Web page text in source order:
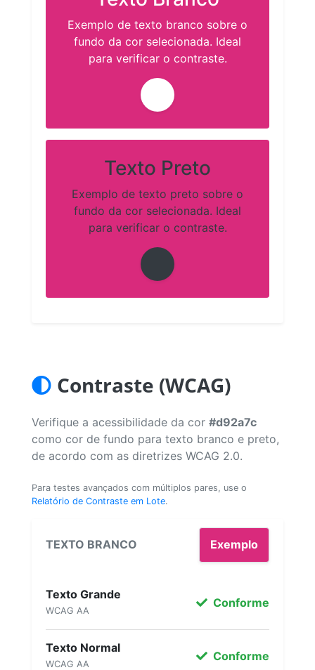
Exemplo de texto branco sobre o
fundo da cor selecionada. Ideal
para verificar o contraste.
Texto Preto
Exemplo de texto preto sobre o
fundo da cor selecionada. Ideal
para verificar o contraste.
Contraste (WCAG)
Verifique a acessibilidade da cor #d92a7c
como cor de fundo para texto branco e preto,
de acordo com as diretrizes WCAG 2.0.
Para testes avançados com múltiplos pares, use o
Relatório de Contraste em Lote.
TEXTO BRANCO Exemplo
Texto Grande
WCAG AA
Conforme
Texto Normal
WCAG AA
Conforme